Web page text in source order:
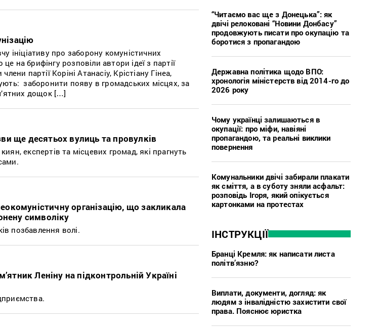
ініціативу про заборону комуністичних
на брифінгу розповіли автори ідеї з партії
партії Коріні Атанасіу, Крістіану Гінеа,
заборонити появу в громадських місцях, за
дощок […]
ще десятьох вулиць та провулків
експертів та місцевих громад, які прагнуть
організацію, що закликала
символіку
позбавлення волі.
Леніну на підконтрольній Україні
“Читаємо вас ще з Донецька”: як
двічі релоковані “Новини Донбасу”
продовжують писати про окупацію та
боротися з пропагандою
Державна політика щодо ВПО:
хронологія міністерств від 2014-го до
2026 року
Чому українці залишаються в
окупації: про міфи, навіяні
пропагандою, та реальні виклики
повернення
Комунальники двічі забирали плакати
як сміття, а в суботу зняли асфальт:
розповідь Ігоря, який опікується
картонками на протестах
ІНСТРУКЦІЇ
Бранці Кремля: як написати листа
політв’язню?
Виплати, документи, догляд: як
людям з інвалідністю захистити свої
права. Пояснює юристка